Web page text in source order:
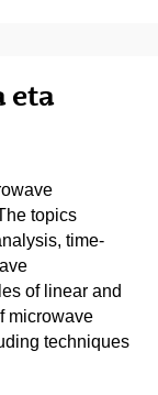
eta
topics
time-
of linear and
microwave
techniques